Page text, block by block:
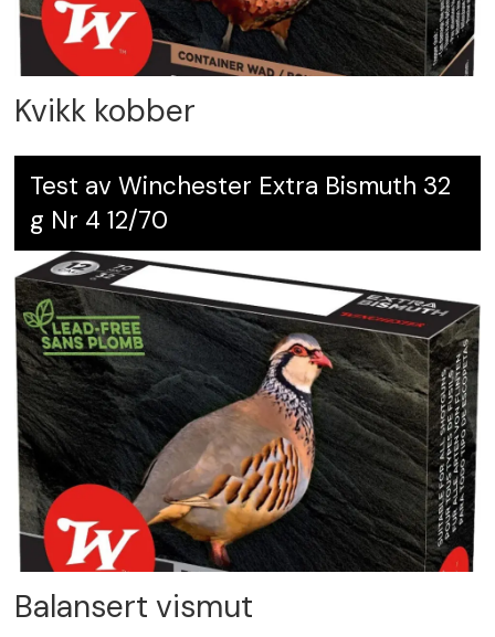
Kvikk kobber
Test av Winchester Extra Bismuth 32
g Nr 4 12/70
Balansert vismut